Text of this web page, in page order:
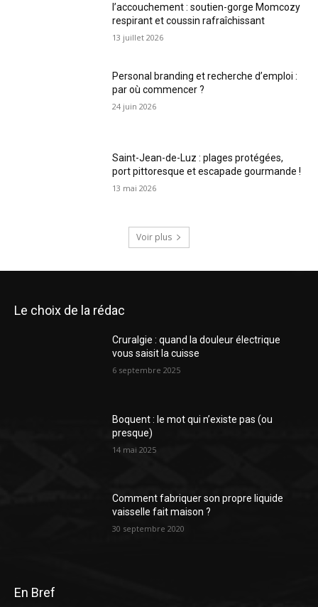
l’accouchement : soutien-gorge Momcozy
respirant et coussin rafraîchissant
13 juillet 2026
Personal branding et recherche d’emploi :
par où commencer ?
24 juin 2026
Saint-Jean-de-Luz : plages protégées,
port pittoresque et escapade gourmande !
13 mai 2026
Voir plus
Le choix de la rédac
Cruralgie : quand la douleur électrique
vous saisit la cuisse
6 septembre 2025
Boquent : le mot qui n’existe pas (ou
presque)
14 mai 2025
Comment fabriquer son propre liquide
vaisselle fait maison ?
30 septembre 2020
En Bref